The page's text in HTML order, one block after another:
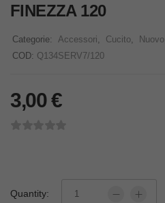
FINEZZA 120
Categorie: Accessori Cucito Nuovo
COD: Q134SERV7/120
3,00€
Quantity: